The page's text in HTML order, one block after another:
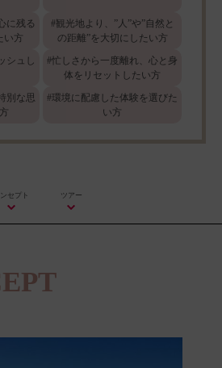
に残る
い方
#観光地より、”人”や”自然と
の距離”を大切にしたい方
シュし
#忙しさから一度離れ、心と身
体をリセットしたい方
別な思
#環境に配慮した体験を選びた
い方
セプト ツアー